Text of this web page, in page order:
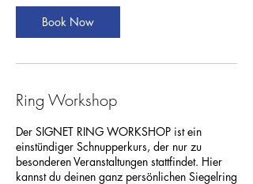
Book Now
Ring Workshop
Der SIGNET RING WORKSHOP ist ein
einstündiger Schnupperkurs, der nur zu
besonderen Veranstaltungen stattfindet. Hier
kannst du deinen ganz persönlichen Siegelring